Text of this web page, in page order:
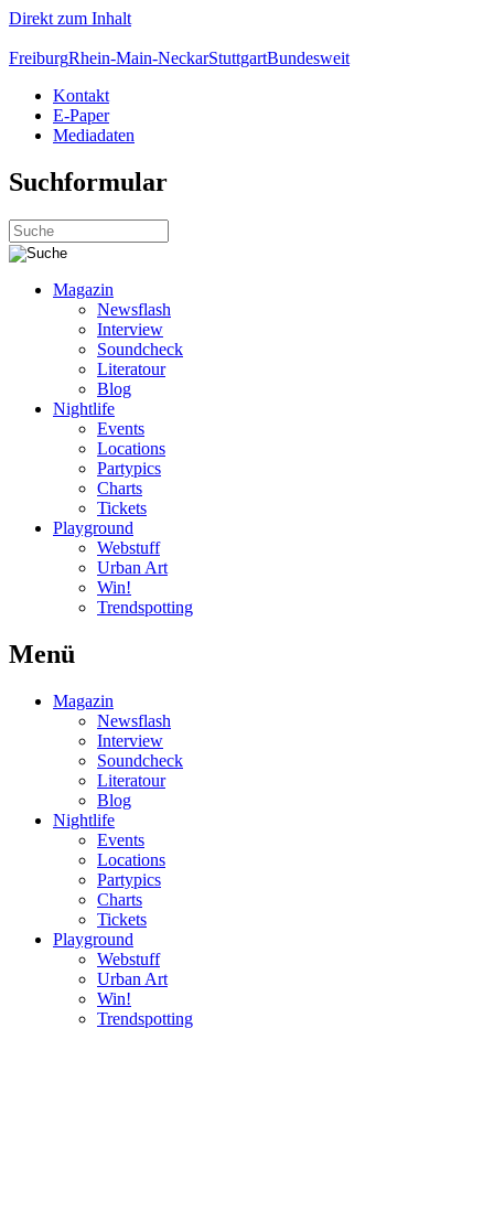
Direkt zum Inhalt
FreiburgRhein-Main-NeckarStuttgartBundesweit
Kontakt
E-Paper
Mediadaten
Suchformular
Magazin
Newsflash
Interview
Soundcheck
Literatour
Blog
Nightlife
Events
Locations
Partypics
Charts
Tickets
Playground
Webstuff
Urban Art
Win!
Trendspotting
Menü
Magazin
Newsflash
Interview
Soundcheck
Literatour
Blog
Nightlife
Events
Locations
Partypics
Charts
Tickets
Playground
Webstuff
Urban Art
Win!
Trendspotting